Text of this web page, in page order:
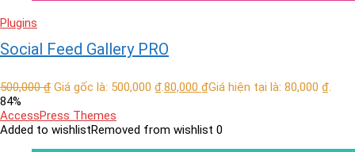
Plugins
Social Feed Gallery PRO
500,000₫ Giá gốc là: 500,000 ₫.80,000 ₫Giá hiện tại là: 80,000 ₫.
84%
AccessPress Themes
Added to wishlistRemoved from wishlist 0